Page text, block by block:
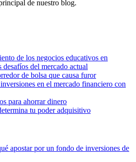
de nuestro blog.
de los negocios educativos en
del mercado actual
de bolsa que causa furor
en el mercado financiero con
para ahorrar dinero
tu poder adquisitivo
apostar por un fondo de inversiones de